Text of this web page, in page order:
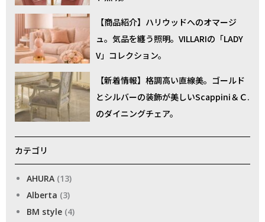
【商品紹介】ハリウッドへのオマージ
ュ。気品を纏う照明。VILLARIの「LADY
V」コレクション。
【新着情報】格調高い直線美。ゴールド
とシルバーの装飾が美しいScappini＆Ｃ.
のダイニングチェア。
カテゴリ
AHURA (13)
Alberta (3)
BM style (4)